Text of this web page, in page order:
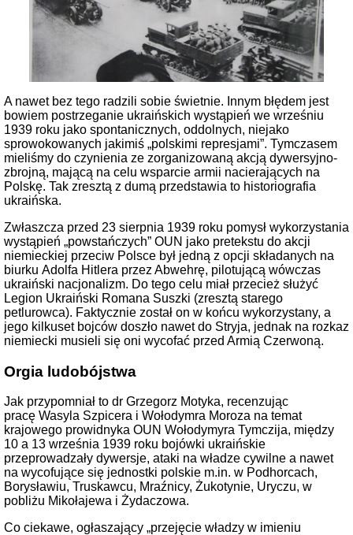
A nawet bez tego radzili sobie świetnie. Innym błędem jest
bowiem postrzeganie ukraińskich wystąpień we wrześniu
1939 roku jako spontanicznych, oddolnych, niejako
sprowokowanych jakimiś „polskimi represjami”. Tymczasem
mieliśmy do czynienia ze zorganizowaną akcją dywersyjno-
zbrojną, mającą na celu wsparcie armii nacierających na
Polskę. Tak zresztą z dumą przedstawia to historiografia
ukraińska.
Zwłaszcza przed 23 sierpnia 1939 roku pomysł wykorzystania
wystąpień „powstańczych” OUN jako pretekstu do akcji
niemieckiej przeciw Polsce był jedną z opcji składanych na
biurku Adolfa Hitlera przez Abwehrę, pilotującą wówczas
ukraiński nacjonalizm. Do tego celu miał przecież służyć
Legion Ukraiński Romana Suszki (zresztą starego
petlurowca). Faktycznie został on w końcu wykorzystany, a
jego kilkuset bojców doszło nawet do Stryja, jednak na rozkaz
niemiecki musieli się oni wycofać przed Armią Czerwoną.
Orgia ludobójstwa
Jak przypomniał to dr Grzegorz Motyka, recenzując
pracę Wasyla Szpicera i Wołodymra Moroza na temat
krajowego prowidnyka OUN Wołodymyra Tymczija, między
10 a 13 września 1939 roku bojówki ukraińskie
przeprowadzały dywersje, ataki na władze cywilne a nawet
na wycofujące się jednostki polskie m.in. w Podhorcach,
Borysławiu, Truskawcu, Mraźnicy, Żukotynie, Uryczu, w
pobliżu Mikołajewa i Żydaczowa.
Co ciekawe, ogłaszający „przejęcie władzy w imieniu